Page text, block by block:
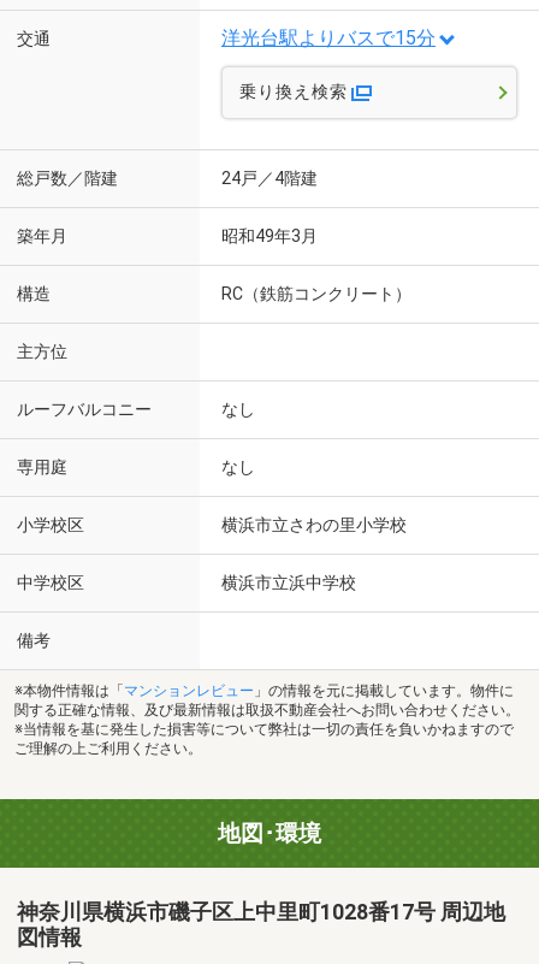
交通 洋光台駅よりバスで15分
乗り換え検索
総戸数／階建 24戸／4階建
築年月 昭和49年3月
構造 RC（鉄筋コンクリート）
主方位
ルーフバルコニー なし
専用庭 なし
小学校区 横浜市立さわの里小学校
中学校区 横浜市立浜中学校
備考
※本物件情報は「 マンションレビュー 」の情報を元に掲載しています。物件に
関する正確な情報、及び最新情報は取扱不動産会社へお問い合わせください。
※当情報を基に発生した損害等について弊社は一切の責任を負いかねますので
ご理解の上ご利用ください。
地図･環境
神奈川県横浜市磯子区上中里町1028番17号 周辺地
図情報